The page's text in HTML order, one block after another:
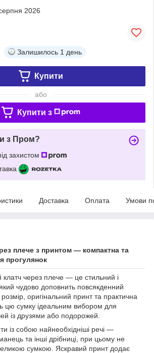
2026
Залишилось 1 день
Купити
або
Купити з
з Пром?
захистом
Доставка Оплата Умови
плече з принтом — компактна та
прогулянок
клатч через плече — це стильний і
чудово доповнить повсякденний
оригінальний принт та практична
цю сумку ідеальним вибором для
із друзями або подорожей.
із собою найнеобхідніші речі —
та інші дрібниці, при цьому не
сумкою. Яскравий принт додає